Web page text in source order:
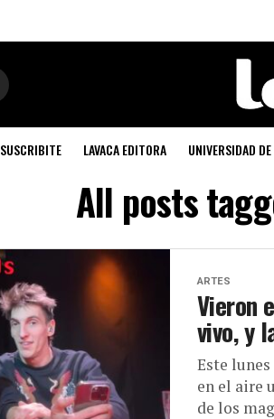
SUSCRIBITE LAVACA EDITORA UNIVERSIDAD DE
All posts
ARTES
Vieron
vivo, y
Este
en el aire
de los